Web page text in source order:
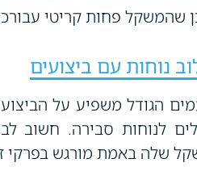
שהמשקל פחות קריטי
נוחות עם ביצועים
הגודל משפיע על
לנוחות סבירה. חשוב
שלה באמת מורגש בפרקי